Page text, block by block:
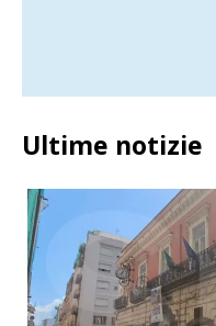
Ultime notizie